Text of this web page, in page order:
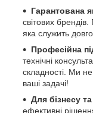
Гарантована
світових
яка служить
Професійна
технічні
складності. Ми
ваші задачі!
Для бізнесу
ефективні